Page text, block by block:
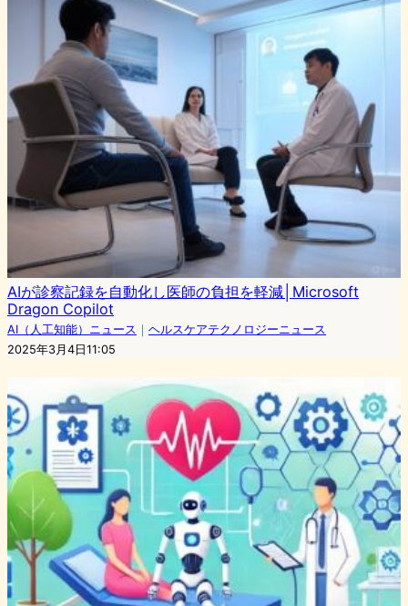
AIが診察記録を自動化し医師の負担を軽減│Microsoft
Dragon Copilot
AI（人工知能）ニュース ｜ ヘルスケアテクノロジーニュース
2025年3月4日11:05